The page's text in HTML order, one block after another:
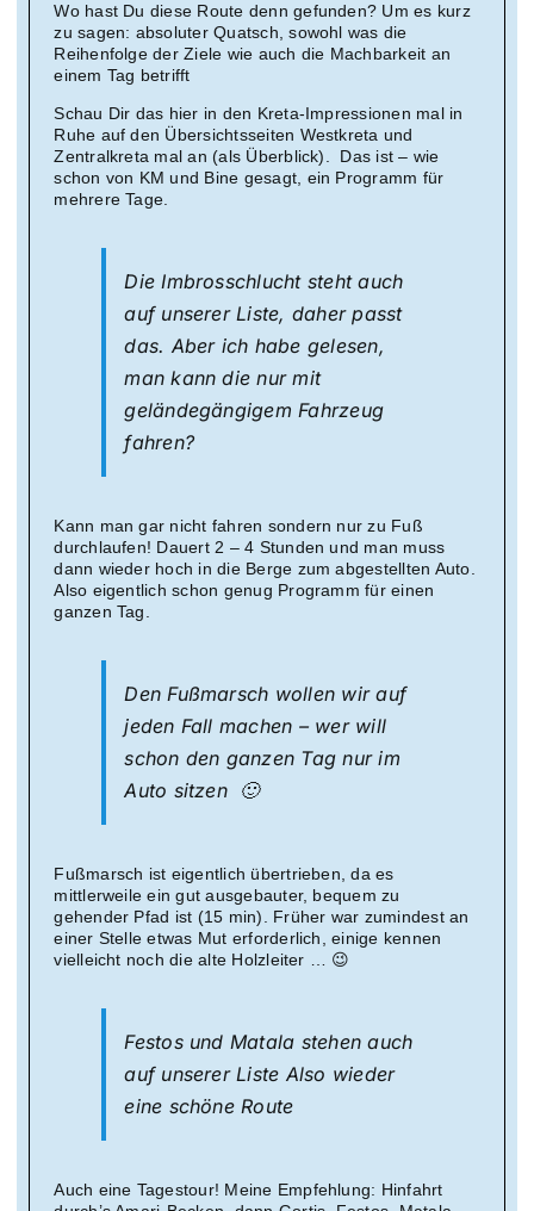
Wo hast Du diese Route denn gefunden? Um es kurz
zu sagen: absoluter Quatsch, sowohl was die
Reihenfolge der Ziele wie auch die Machbarkeit an
einem Tag betrifft
Schau Dir das hier in den Kreta-Impressionen mal in
Ruhe auf den Übersichtsseiten Westkreta und
Zentralkreta mal an (als Überblick). Das ist – wie
schon von KM und Bine gesagt, ein Programm für
mehrere Tage.
Die Imbrosschlucht steht auch
auf unserer Liste, daher passt
das. Aber ich habe gelesen,
man kann die nur mit
geländegängigem Fahrzeug
fahren?
Kann man gar nicht fahren sondern nur zu Fuß
durchlaufen! Dauert 2 – 4 Stunden und man muss
dann wieder hoch in die Berge zum abgestellten Auto.
Also eigentlich schon genug Programm für einen
ganzen Tag.
Den Fußmarsch wollen wir auf
jeden Fall machen – wer will
schon den ganzen Tag nur im
Auto sitzen 🙂
Fußmarsch ist eigentlich übertrieben, da es
mittlerweile ein gut ausgebauter, bequem zu
gehender Pfad ist (15 min). Früher war zumindest an
einer Stelle etwas Mut erforderlich, einige kennen
vielleicht noch die alte Holzleiter … 😉
Festos und Matala stehen auch
auf unserer Liste Also wieder
eine schöne Route
Auch eine Tagestour! Meine Empfehlung: Hinfahrt